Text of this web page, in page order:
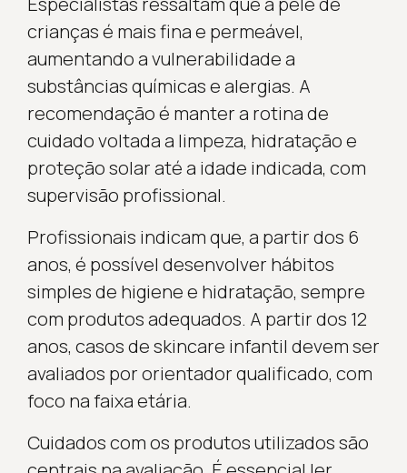
crianças é mais fina e permeável,
aumentando a vulnerabilidade a
substâncias químicas e alergias. A
recomendação é manter a rotina de
cuidado voltada a limpeza, hidratação e
proteção solar até a idade indicada, com
supervisão profissional.
Profissionais indicam que, a partir dos 6
anos, é possível desenvolver hábitos
simples de higiene e hidratação, sempre
com produtos adequados. A partir dos 12
anos, casos de skincare infantil devem ser
avaliados por orientador qualificado, com
foco na faixa etária.
Cuidados com os produtos utilizados são